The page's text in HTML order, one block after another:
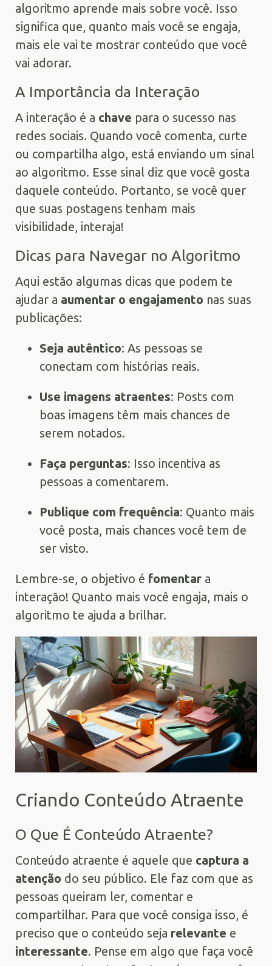
algoritmo aprende mais sobre você. Isso
significa que, quanto mais você se engaja,
mais ele vai te mostrar conteúdo que você
vai adorar.
A Importância da Interação
A interação é a chave para o sucesso nas
redes sociais. Quando você comenta, curte
ou compartilha algo, está enviando um sinal
ao algoritmo. Esse sinal diz que você gosta
daquele conteúdo. Portanto, se você quer
que suas postagens tenham mais
visibilidade, interaja!
Dicas para Navegar no Algoritmo
Aqui estão algumas dicas que podem te
ajudar a aumentar o engajamento nas suas
publicações:
Seja autêntico: As pessoas se
conectam com histórias reais.
Use imagens atraentes: Posts com
boas imagens têm mais chances de
serem notados.
Faça perguntas: Isso incentiva as
pessoas a comentarem.
Publique com frequência: Quanto mais
você posta, mais chances você tem de
ser visto.
Lembre-se, o objetivo é fomentar a
interação! Quanto mais você engaja, mais o
algoritmo te ajuda a brilhar.
Criando Conteúdo Atraente
O Que É Conteúdo Atraente?
Conteúdo atraente é aquele que captura a
atenção do seu público. Ele faz com que as
pessoas queiram ler, comentar e
compartilhar. Para que você consiga isso, é
preciso que o conteúdo seja relevante e
interessante. Pense em algo que faça você